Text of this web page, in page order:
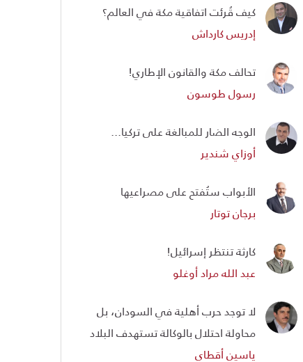
كيف قُرئت اتفاقية مكة في العالم؟
إدريس كارداش
تحالف مكة والقانون الإطاري!
رسول طوسون
الوجه الضار للمبالغة على تركيا...
أوزاي شندير
الأبواب ستُفتح على مصراعيها
برجان توتار
كارثة تنتظر إسرائيل!
عبد الله مراد أوغلو
لا توجد حرب أهلية في السودان، بل
محاولة احتلال بالوكالة تستهدف البلاد
ياسين أقطاي